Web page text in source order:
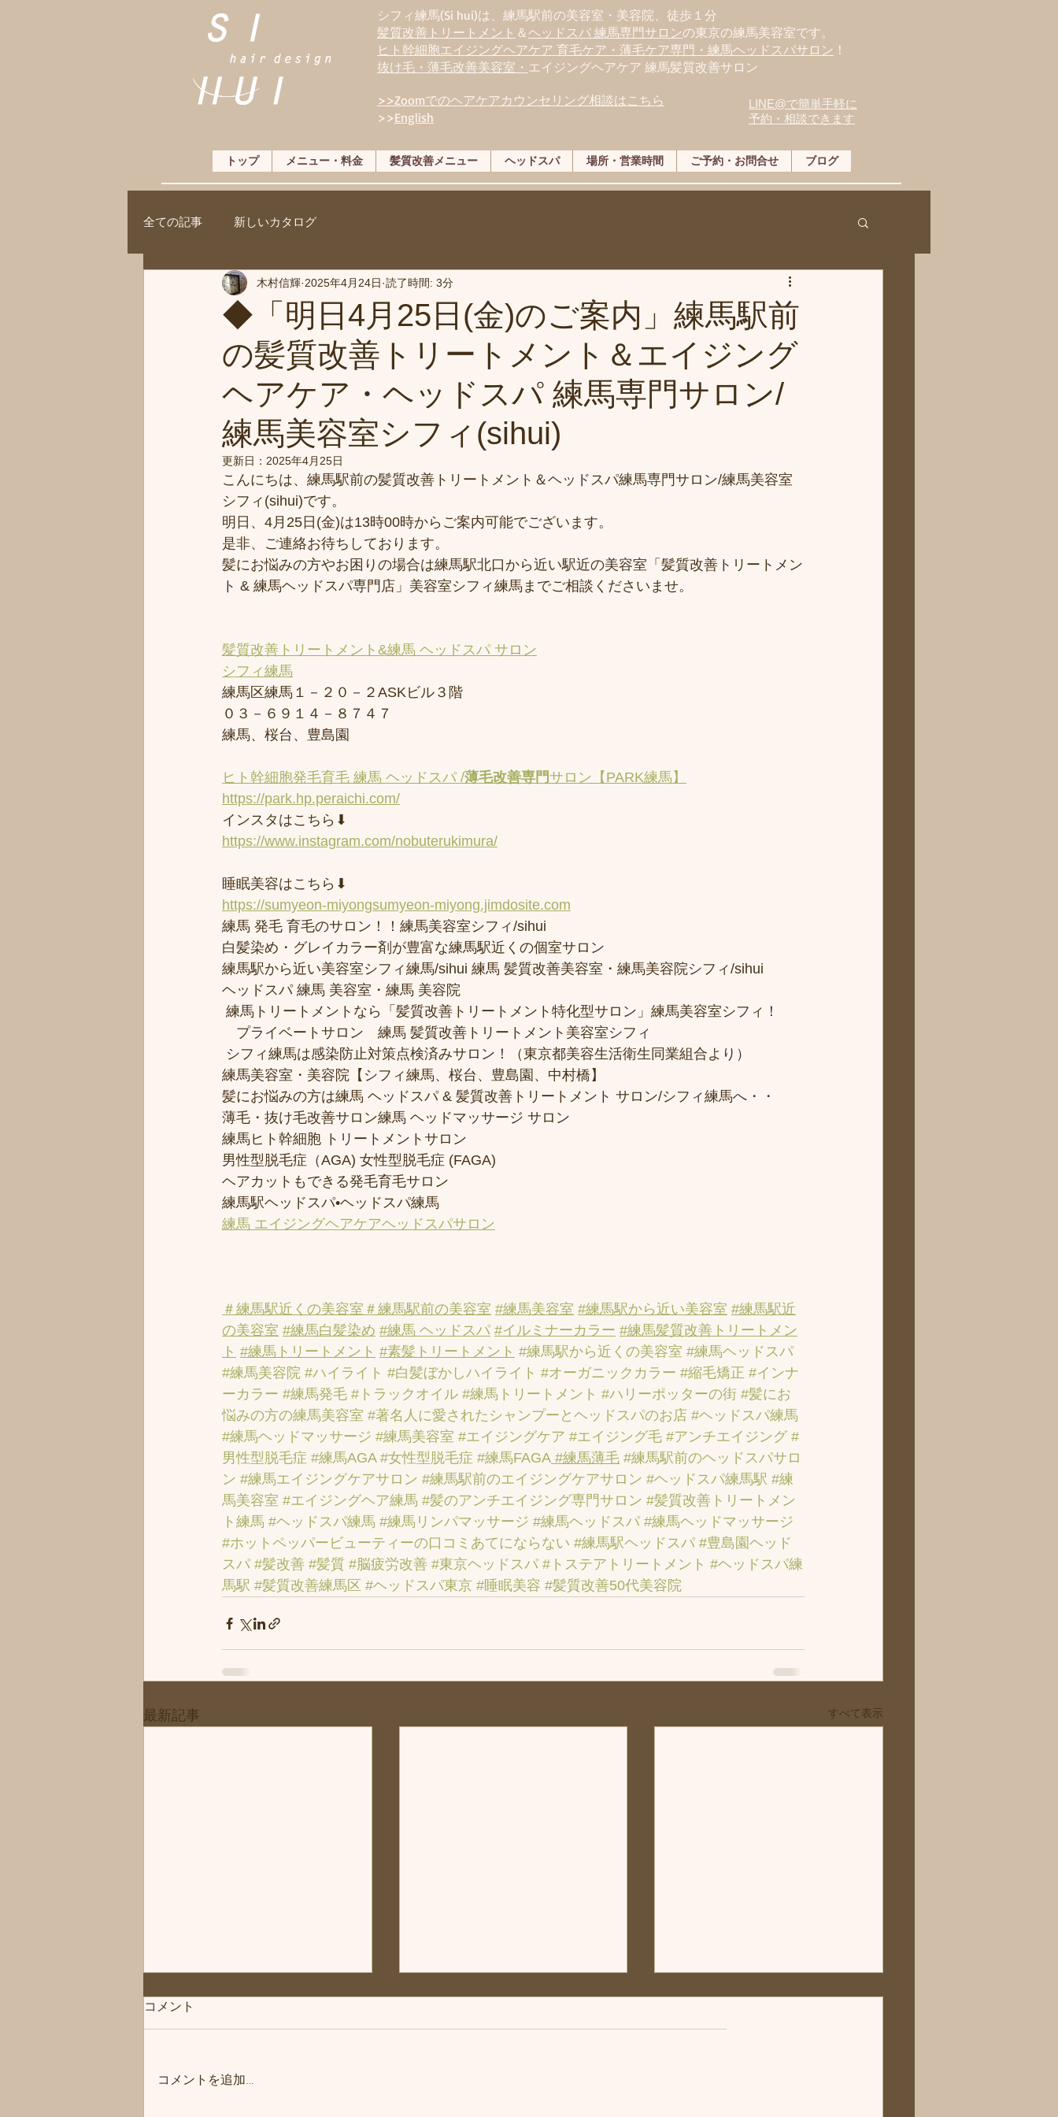
シフィ練馬(Si hui)は、 練馬駅前の美容室・美容院、徒歩１分
髪質改善トリートメント ＆ヘッドスパ 練馬専門サロンの東京の練馬美容室です。
ヒト幹細胞エイジングヘアケア 育毛ケア・薄毛ケア専門・練馬ヘッドスパサロン ！
抜け毛・薄毛改善美容室・ エイジングヘアケア 練馬髪質改善サロン
>>Zoomでのヘアケアカウンセリング相談はこちら
>>English
LINE@で簡単手軽に
予約・相談できます
トップ メニュー・料金 髪質改善メニュー ヘッドスパ 場所・営業時間 ご予約・お問合せ ブログ
全ての記事 新しいカタログ
◆「明日4月25日(金)のご案内」練馬駅前
の髪質改善トリートメント＆エイジング
ヘアケア・ヘッドスパ 練馬専門サロン/
練馬美容室シフィ(sihui)
木村信輝 2025年4月24日 読了時間: 3分
更新日： 2025年4月25日
こんにちは、練馬駅前の髪質改善トリートメント＆ヘッドスパ練馬専門サロン/練馬美容室
シフィ(sihui)です。
明日、4月25日(金)は13時00時からご案内可能でございます。
是非、ご連絡お待ちしております。
髪にお悩みの方やお困りの場合は練馬駅北口から近い駅近の美容室「髪質改善トリートメン
ト & 練馬ヘッドスパ専門店」美容室シフィ練馬までご相談くださいませ。
髪質改善トリートメント&練馬 ヘッドスパ サロン
シフィ練馬
練馬区練馬１－２０－２ASKビル３階
０３－６９１４－８７４７
練馬、桜台、豊島園
ヒト幹細胞発毛育毛 練馬 ヘッドスパ /薄毛改善専門 サロン【PARK練馬】
https://park.hp.peraichi.com/
インスタはこちら⬇︎
https://www.instagram.com/nobuterukimura/
睡眠美容はこちら⬇︎
https://sumyeon-miyongsumyeon-miyong.jimdosite.com
練馬 発毛 育毛のサロン！！練馬美容室シフィ/sihui
白髪染め・グレイカラー剤が豊富な練馬駅近くの個室サロン
練馬駅から近い美容室シフィ練馬/sihui 練馬 髪質改善美容室・練馬美容院シフィ/sihui
ヘッドスパ 練馬 美容室・練馬 美容院
練馬トリートメントなら「髪質改善トリートメント特化型サロン」練馬美容室シフィ！
プライベートサロン　練馬 髪質改善トリートメント美容室シフィ
シフィ練馬は感染防止対策点検済みサロン！（東京都美容生活衛生同業組合より）
練馬美容室・美容院【シフィ練馬、桜台、豊島園、中村橋】
髪にお悩みの方は練馬 ヘッドスパ & 髪質改善トリートメント サロン/シフィ練馬へ・・
薄毛・抜け毛改善サロン練馬 ヘッドマッサージ サロン
練馬ヒト幹細胞 トリートメントサロン
男性型脱毛症（AGA) 女性型脱毛症 (FAGA)
ヘアカットもできる発毛育毛サロン
練馬駅ヘッドスパ•ヘッドスパ練馬
練馬 エイジングヘアケアヘッドスパサロン
＃練馬駅近くの美容室 ＃練馬駅前の美容室 #練馬美容室 #練馬駅から近い美容室 #練馬駅近
の美容室 #練馬白髪染め #練馬 ヘッドスパ #イルミナーカラー #練馬髪質改善トリートメン
ト #練馬トリートメント #素髪トリートメント #練馬駅から近くの美容室 #練馬ヘッドスパ
#練馬美容院 #ハイライト #白髪ぼかしハイライト #オーガニックカラー #縮毛矯正 #インナ
ーカラー #練馬発毛 #トラックオイル #練馬トリートメント #ハリーポッターの街 #髪にお
悩みの方の練馬美容室 #著名人に愛されたシャンプーとヘッドスパのお店 #ヘッドスパ練馬
#練馬ヘッドマッサージ #練馬美容室 #エイジングケア #エイジング毛 #アンチエイジング #
男性型脱毛症 #練馬AGA #女性型脱毛症 #練馬FAGA #練馬薄毛 #練馬駅前のヘッドスパサロ
ン #練馬エイジングケアサロン #練馬駅前のエイジングケアサロン #ヘッドスパ練馬駅 #練
馬美容室 #エイジングヘア練馬 #髪のアンチエイジング専門サロン #髪質改善トリートメン
ト練馬 #ヘッドスパ練馬 #練馬リンパマッサージ #練馬ヘッドスパ #練馬ヘッドマッサージ
#ホットペッパービューティーの口コミあてにならない #練馬駅ヘッドスパ #豊島園ヘッド
スパ #髪改善 #髪質 #脳疲労改善 #東京ヘッドスパ #トステアトリートメント #ヘッドスパ練
馬駅 #髪質改善練馬区 #ヘッドスパ東京 #睡眠美容 #髪質改善50代美容院
最新記事 すべて表示
◆「お知らせ」練馬髪質改善
容院シフィ(sihui)
トメント＆ヘッドスパ練馬専門サ
ロン/練馬美容室、練馬美容院シ
コメント
コメントを追加…